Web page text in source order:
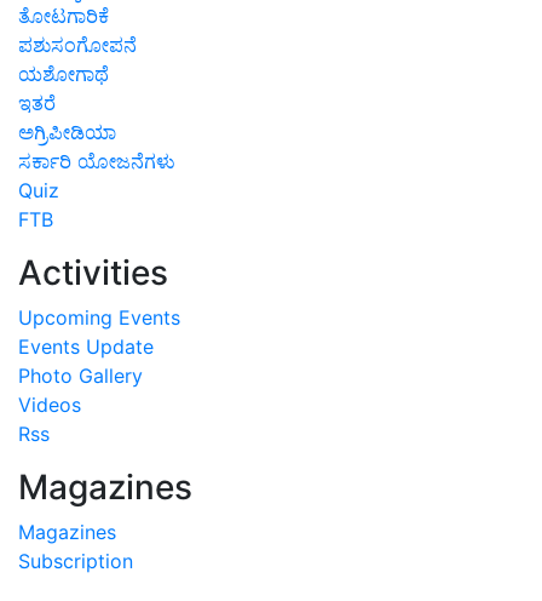
ತೋಟಗಾರಿಕೆ
ಪಶುಸಂಗೋಪನೆ
ಯಶೋಗಾಥೆ
ಇತರೆ
ಅಗ್ರಿಪೀಡಿಯಾ
ಸರ್ಕಾರಿ ಯೋಜನೆಗಳು
Quiz
FTB
Activities
Upcoming Events
Events Update
Photo Gallery
Videos
Rss
Magazines
Magazines
Subscription